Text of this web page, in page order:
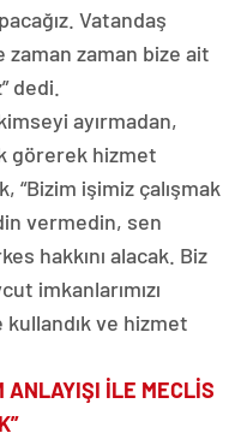
Vatandaş
zaman bize ait
dedi.
ayırmadan,
görerek hizmet
işimiz çalışmak
vermedin, sen
hakkını alacak. Biz
imkanlarımızı
ve hizmet
ANLAYIŞI İLE MECLİS